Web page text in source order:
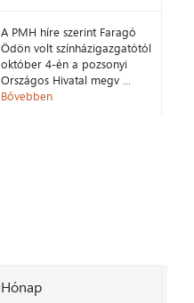
A PMH híre szerint Faragó
Ödön volt színházigazgatótól
október 4-én a pozsonyi
Országos Hivatal megv ...
Bővebben
Hónap